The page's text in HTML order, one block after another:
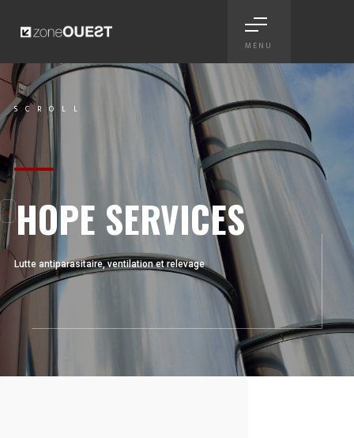
MENU
Hope Services - mini-site,
HOPE SERVICES
Lutte antiparasitaire, ventilation et relevage
SCROLL